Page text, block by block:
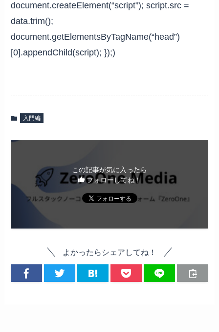
document.createElement(“script”); script.src =
data.trim();
document.getElementsByTagName(“head”)
[0].appendChild(script); });)
入門編
この記事が気に入ったら
フォローしてね！
よかったらシェアしてね！